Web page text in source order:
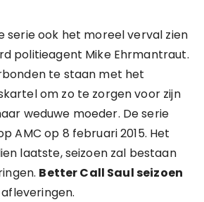
serie ook het moreel verval zien
politieagent Mike Ehrmantraut.
te staan met het
om zo te zorgen voor zijn
weduwe moeder. De serie
AMC op 8 februari 2015. Het
laatste, seizoen zal bestaan
Better Call Saul seizoen